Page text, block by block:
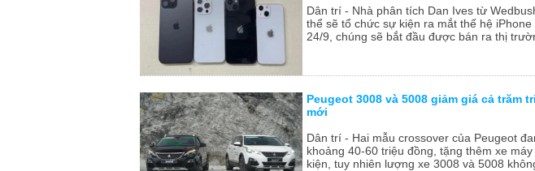
Dân trí - Nhà phân tích Dan Ives từ
thể sẽ tổ chức sự kiện ra mắt thế hệ
24/9, chúng sẽ bắt đầu được bán ra thị
Peugeot 3008 và 5008 giảm giá cả trăm
mới
Dân trí - Hai mẫu crossover của Peugeot
khoảng 40-60 triệu đồng, tặng thêm xe
kiện, tuy nhiên lượng xe 3008 và 5008